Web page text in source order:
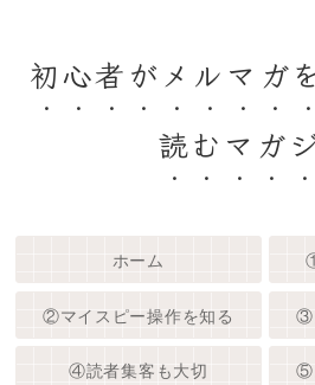
初心者がメルマガ
読むマガ
ホーム
②マイスピー操作を知る ③
④読者集客も大切 ⑤